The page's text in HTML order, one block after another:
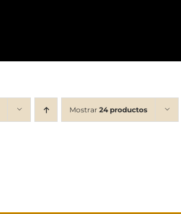
Mostrar 24 productos